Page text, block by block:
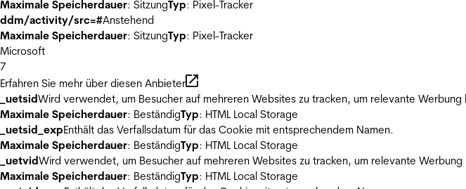
Maximale Speicherdauer: SitzungTyp: Pixel-Tracker
ddm/activity/src=#Anstehend
Maximale Speicherdauer: SitzungTyp: Pixel-Tracker
Microsoft
7
Erfahren Sie mehr über diesen Anbieter
_uetsidWird verwendet, um Besucher auf mehreren Websites zu tracken, um relevante
Maximale Speicherdauer: BeständigTyp: HTML Local Storage
_uetsid_expEnthält das Verfallsdatum für das Cookie mit entsprechendem Namen.
Maximale Speicherdauer: BeständigTyp: HTML Local Storage
_uetvidWird verwendet, um Besucher auf mehreren Websites zu tracken, um relevante
Maximale Speicherdauer: BeständigTyp: HTML Local Storage